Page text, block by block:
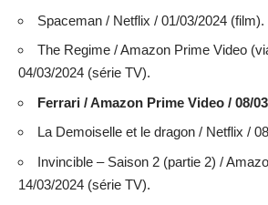
Spaceman / Netflix / 01/03/2024 (film).
The Regime / Amazon Prime Video
04/03/2024 (série TV).
Ferrari / Amazon Prime Video / 08/
La Demoiselle et le dragon / Netflix /
Invincible – Saison 2 (partie 2) /
14/03/2024 (série TV).